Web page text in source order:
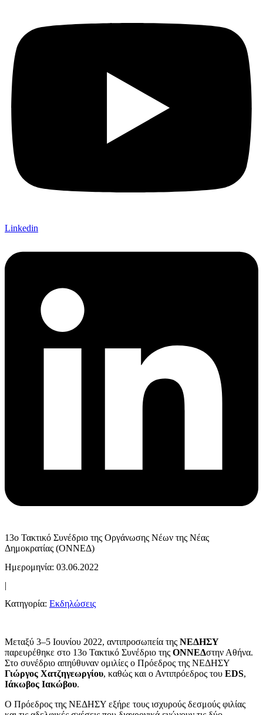
Linkedin
13ο Τακτικό Συνέδριο της Οργάνωσης Νέων της Νέας
Δημοκρατίας (ΟΝΝΕΔ)
Ημερομηνία: 03.06.2022
|
Κατηγορία: Εκδηλώσεις
Μεταξύ 3–5 Ιουνίου 2022, αντιπροσωπεία της ΝΕΔΗΣΥ
παρευρέθηκε στο 13ο Τακτικό Συνέδριο της ΟΝΝΕΔστην Αθήνα.
Στο συνέδριο απηύθυναν ομιλίες ο Πρόεδρος της ΝΕΔΗΣΥ
Γιώργος Χατζηγεωργίου, καθώς και ο Αντιπρόεδρος του EDS,
Ιάκωβος Ιακώβου.
Ο Πρόεδρος της ΝΕΔΗΣΥ εξήρε τους ισχυρούς δεσμούς φιλίας